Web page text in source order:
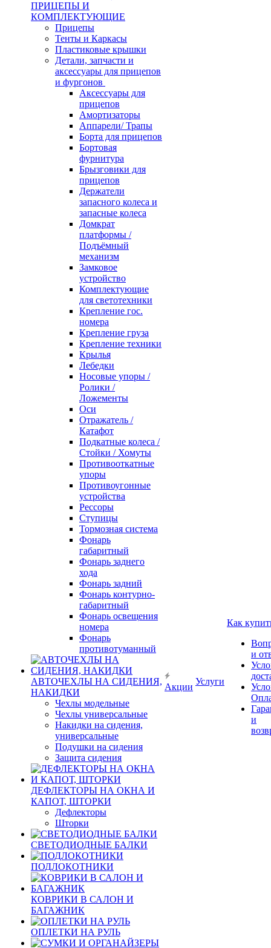
ПРИЦЕПЫ И
КОМПЛЕКТУЮЩИЕ
Прицепы
Тенты и Каркасы
Пластиковые крышки
Детали, запчасти и
аксессуары для прицепов
и фургонов
Аксессуары для
прицепов
Амортизаторы
Аппарели/ Трапы
Борта для прицепов
Бортовая
фурнитура
Брызговики для
прицепов
Держатели
запасного колеса и
запасные колеса
Домкрат
платформы /
Подъёмный
механизм
Замковое
устройство
Комплектующие
для светотехники
Крепление гос.
номера
Крепление груза
Крепление техники
Крылья
Лебедки
Носовые упоры /
Ролики /
Ложементы
Оси
Отражатель /
Катафот
Подкатные колеса /
Стойки / Хомуты
Противооткатные
упоры
Противоугонные
устройства
Рессоры
Ступицы
Тормозная система
Фонарь
габаритный
Фонарь заднего
хода
Фонарь задний
Фонарь контурно-
габаритный
Фонарь освещения
номера
Фонарь
противотуманный
АВТОЧЕХЛЫ НА СИДЕНИЯ,
НАКИДКИ
Чехлы модельные
Чехлы универсальные
Накидки на сидения,
универсальные
Подушки на сидения
Защита сидения
ДЕФЛЕКТОРЫ НА ОКНА И
КАПОТ, ШТОРКИ
Дефлекторы
Шторки
СВЕТОДИОДНЫЕ БАЛКИ
ПОДЛОКОТНИКИ
КОВРИКИ В САЛОН И
БАГАЖНИК
ОПЛЕТКИ НА РУЛЬ
Акции
Услуги
Как
и
и